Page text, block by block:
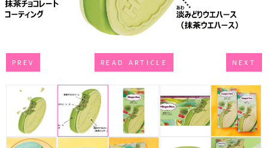
PREV READ ARTICLE NEXT